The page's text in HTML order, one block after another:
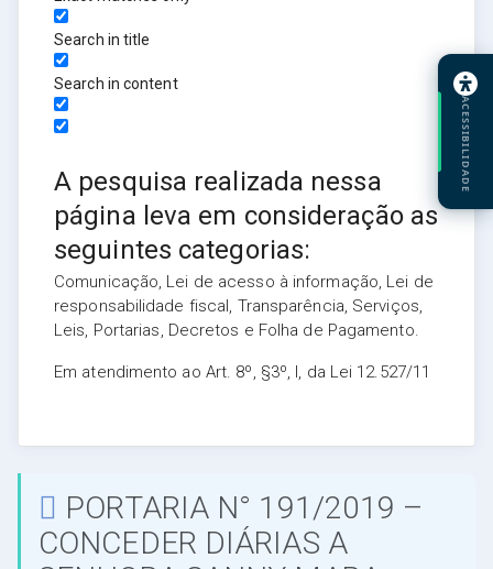
Search in title
Search in content
A pesquisa realizada nessa
página leva em consideração as
seguintes categorias:
Comunicação, Lei de acesso à informação, Lei de
responsabilidade fiscal, Transparência, Serviços,
Leis, Portarias, Decretos e Folha de Pagamento.
Em atendimento ao Art. 8º, §3º, I, da Lei 12.527/11
PORTARIA N° 191/2019 –
CONCEDER DIÁRIAS A
ACESSIBILIDADE